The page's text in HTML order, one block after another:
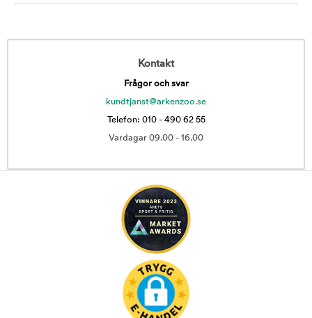
Kontakt
Frågor och svar
kundtjanst@arkenzoo.se
Telefon: 010 - 490 62 55
Vardagar 09.00 - 16.00